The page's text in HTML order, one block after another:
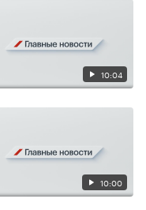
10:04
10:00